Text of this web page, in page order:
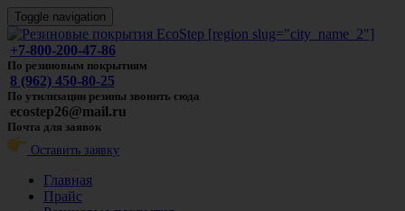
Toggle navigation
+7-800-200-47-86
По резиновым покрытиям
8 (962) 450-80-25
По утилизации резины звонить сюда
ecostep26@mail.ru
Почта для заявок
Оставить заявку
Главная
Прайс